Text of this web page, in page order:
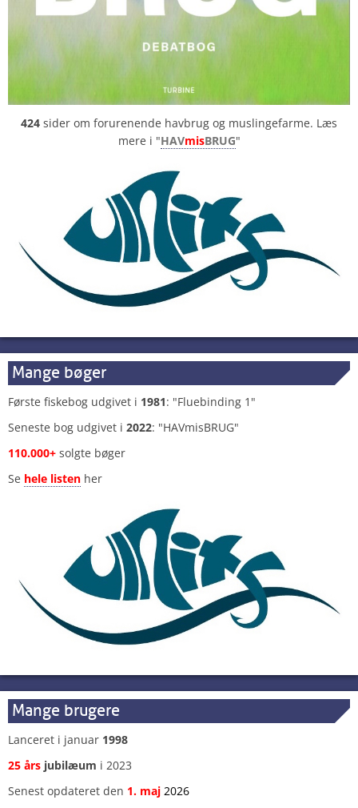
424 sider om forurenende havbrug og muslingefarme. Læs
mere i "HAVmisBRUG"
Mange bøger
Første fiskebog udgivet i 1981: "Fluebinding 1"
Seneste bog udgivet i 2022: "HAVmisBRUG"
110.000+ solgte bøger
Se hele listen her
Mange brugere
Lanceret i januar 1998
25 års jubilæum i 2023
Senest opdateret den 1. maj 2026